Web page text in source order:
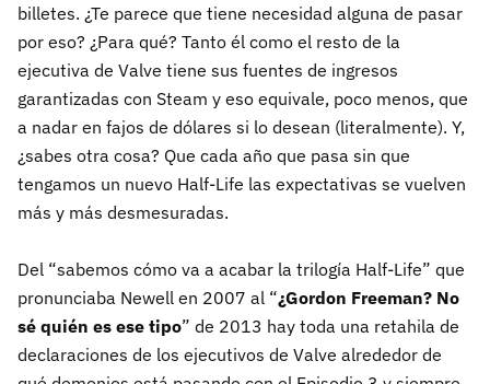
billetes. ¿Te parece que tiene necesidad alguna de pasar
por eso? ¿Para qué? Tanto él como el resto de la
ejecutiva de Valve tiene sus fuentes de ingresos
garantizadas con Steam y eso equivale, poco menos, que
a nadar en fajos de dólares si lo desean (literalmente). Y,
¿sabes otra cosa? Que cada año que pasa sin que
tengamos un nuevo Half-Life las expectativas se vuelven
más y más desmesuradas.
Del “sabemos cómo va a acabar la trilogía Half-Life” que
pronunciaba Newell en 2007 al “¿Gordon Freeman? No
sé quién es ese tipo” de 2013 hay toda una retahila de
declaraciones de los ejecutivos de Valve alrededor de